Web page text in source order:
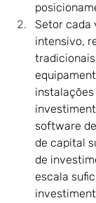
Setor cada
intensivo,
software
de capital
de
escala